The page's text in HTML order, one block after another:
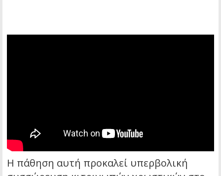
Η πάθηση αυτή προκαλεί υπερβολική